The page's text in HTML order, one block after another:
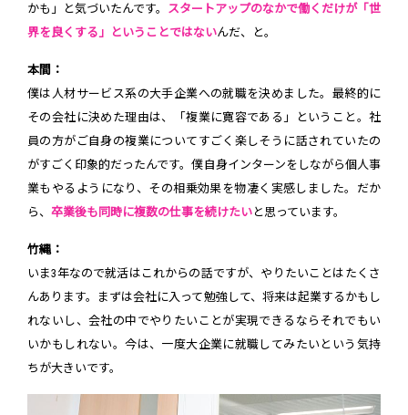
かも」と気づいたんです。
スタートアップのなかで働くだけが「世
界を良くする」ということではないんだ、と。
本間：
僕は人材サービス系の大手企業への就職を決めました。最終的に
その会社に決めた理由は、「複業に寛容である」ということ。社
員の方がご自身の複業についてすごく楽しそうに話されていたの
がすごく印象的だったんです。僕自身インターンをしながら個人事
業もやるようになり、その相乗効果を物凄く実感しました。だか
ら、 卒業後も同時に複数の仕事を続けたい と思っています。
竹縄：
いま3年なので就活はこれからの話ですが、やりたいことはたくさ
んあります。まずは会社に入って勉強して、将来は起業するかもし
れないし、会社の中でやりたいことが実現できるならそれでもい
いかもしれない。今は、一度大企業に就職してみたいという気持
ちが大きいです。